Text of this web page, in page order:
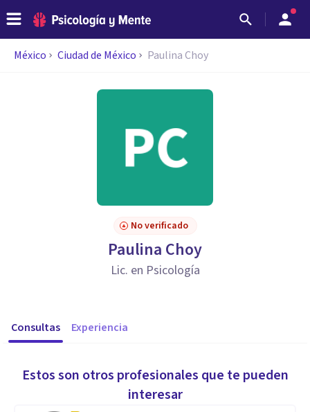
México Ciudad de México Paulina Choy
No verificado
Paulina Choy
Lic. en Psicología
Consultas Experiencia
Estos son otros profesionales que te pueden
interesar